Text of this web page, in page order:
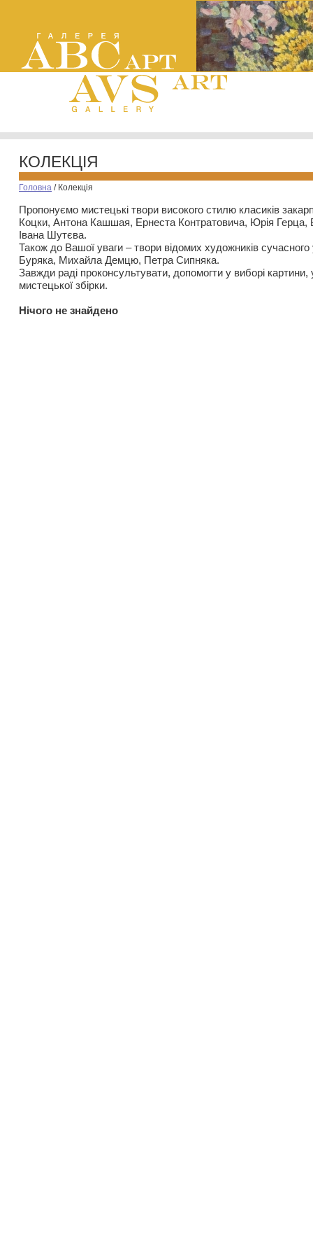
КОЛЕКЦІЯ
Головна / Колекція
Пропонуємо мистецькі твори високого стилю класиків
Коцки, Антона Кашшая, Ернеста Контратовича, Юрія
Івана Шутєва.
Також до Вашої уваги – твори відомих художників
Буряка, Михайла Демцю, Петра Сипняка.
Завжди раді проконсультувати, допомогти у виборі картини,
мистецької збірки.
Нiчого не знайдено